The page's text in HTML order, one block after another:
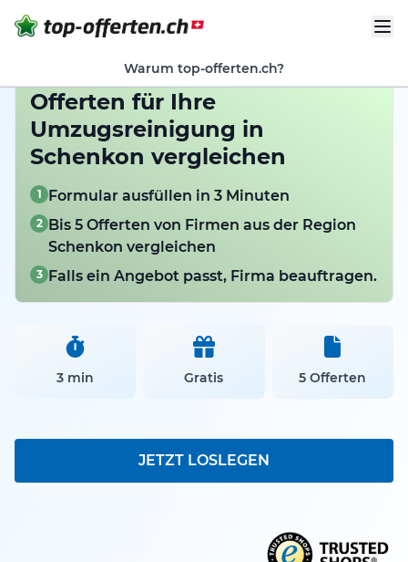
Warum top-offerten.ch?
Offerten für Ihre
Umzugsreinigung in
Schenkon vergleichen
1 Formular ausfüllen in 3 Minuten
2 Bis 5 Offerten von Firmen aus der Region
Schenkon vergleichen
3 Falls ein Angebot passt, Firma beauftragen.
3 min Gratis 5 Offerten
JETZT LOSLEGEN